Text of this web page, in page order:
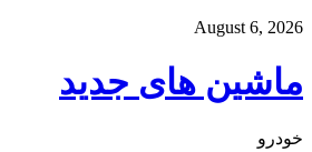
August 6, 2026
ماشین های جدید
خودرو